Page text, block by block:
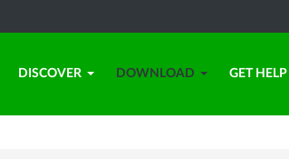
DISCOVER DOWNLOAD GET HELP